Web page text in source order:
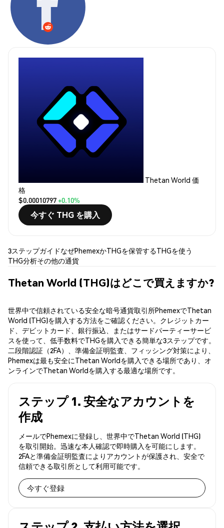
Thetan World 価
格
$0.00010797+0.10%
今すぐ THG を購入
3ステップガイドなぜPhemexかTHGを保管するTHGを使う
THG分析その他の通貨
Thetan World (THG)はどこで買えますか?
世界中で信頼されている安全な暗号通貨取引所PhemexでThetan
World (THG)を購入する方法をご確認ください。クレジットカー
ド、デビットカード、銀行振込、またはサードパーティーサービ
スを使って、低手数料でTHGを購入できる簡単な3ステップです。
二段階認証（2FA）、準備金証明監査、フィッシング対策により、
Phemexは最も安全にThetan Worldを購入できる場所であり、オ
ンラインでThetan Worldを購入する最適な場所です。
ステップ 1. 安全なアカウントを
作成
メールでPhemexに登録し、世界中でThetan World (THG)
を取引開始。迅速な本人確認で即時購入を可能にします。
2FAと準備金証明監査によりアカウントが保護され、安全で
信頼できる取引所として利用可能です。
今すぐ登録